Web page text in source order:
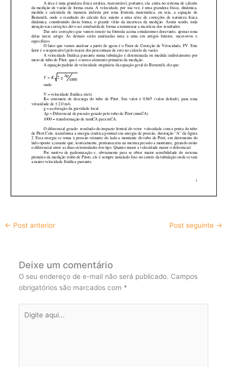
← Post anterior Post seguinte →
Deixe um comentário
O seu endereço de e-mail não será publicado. Campos
obrigatórios são marcados com *
aqui...